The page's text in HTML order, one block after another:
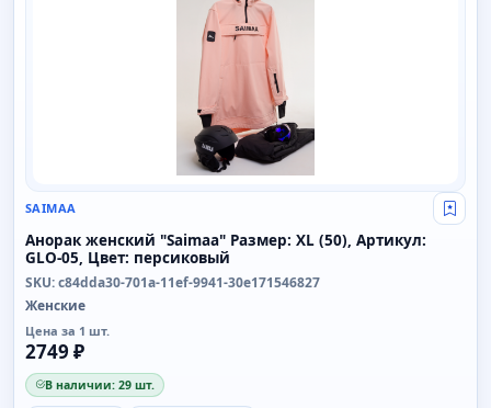
SAIMAA Свой
Анорак женский "Saimaa" Размер: XL (50), Артикул:
GLO-05, Цвет: персиковый
SKU: c84dda30-701a-11ef-9941-30e171546827
Женские
Цена за 1 шт.
2749 ₽
В наличии: 29 шт.